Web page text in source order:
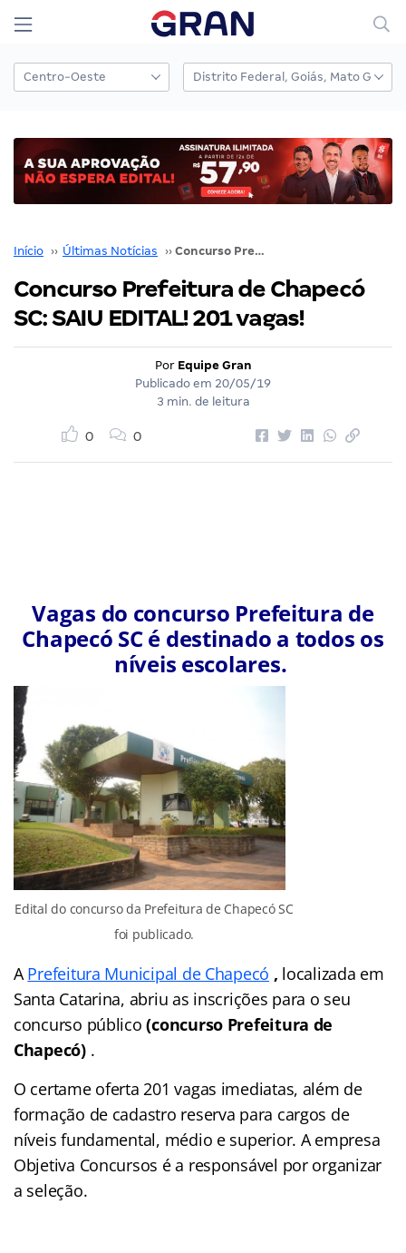
Início ›› Últimas Notícias ›› Concurso Prefeitura de Chapecó SC: SAIU EDITAL! 201 vagas!
Concurso Prefeitura de Chapecó
SC: SAIU EDITAL! 201 vagas!
Por Equipe Gran
Publicado em 20/05/19
3 min. de leitura
0 0
Vagas do concurso Prefeitura de
Chapecó SC é destinado a todos os
níveis escolares.
Edital do concurso da Prefeitura de Chapecó SC
foi publicado.
APrefeitura Municipal de Chapecó , localizada em
Santa Catarina, abriu as inscrições para o seu
concurso público(concurso Prefeitura de
Chapecó).
O certame oferta 201 vagas imediatas, além de
formação de cadastro reserva para cargos de
níveis fundamental, médio e superior. A empresa
Objetiva Concursos é a responsável por organizar
a seleção.